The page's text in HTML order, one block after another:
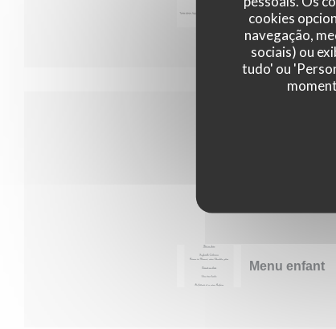
cookies
navegação,
sociais) ou
tudo' ou
Menu 35
Menu enfant